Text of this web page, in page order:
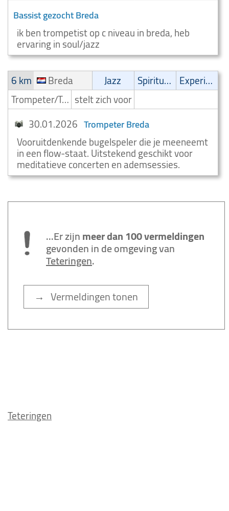
Bassist gezocht Breda
ik ben trompetist op c niveau in breda, heb
ervaring in soul/jazz
6 km
Breda Jazz Spirituele muziek
Experimental
Trompeter/Trompettist stelt zich voor
30.01.2026 Trompeter Breda
Vooruitdenkende bugelspeler die je meeneemt
in een flow-staat. Uitstekend geschikt voor
meditatieve concerten en ademsessies.
...Er zijnmeer dan 100 vermeldingen
gevonden in de omgeving van
Teteringen.
→ Vermeldingen tonen
Teteringen